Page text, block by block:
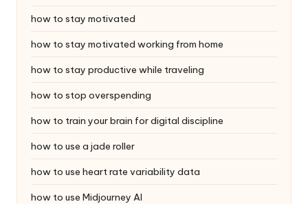
how to stay motivated
how to stay motivated working from home
how to stay productive while traveling
how to stop overspending
how to train your brain for digital discipline
how to use a jade roller
how to use heart rate variability data
how to use Midjourney AI